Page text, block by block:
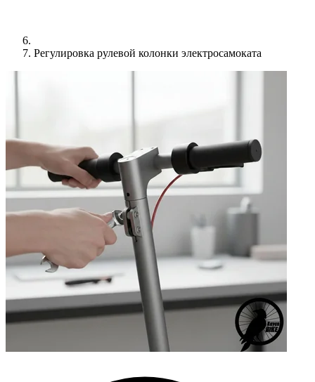
Регулировка рулевой колонки электросамоката